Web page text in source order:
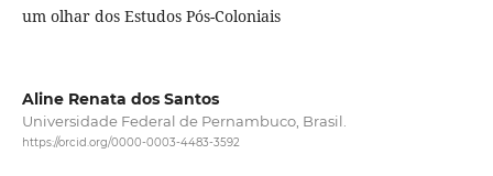
um olhar dos Estudos Pós-Coloniais
Aline Renata dos Santos
Universidade Federal de Pernambuco, Brasil.
https://orcid.org/0000-0003-4483-3592